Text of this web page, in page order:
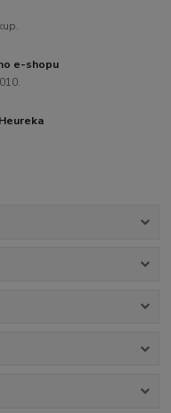
e-shopu